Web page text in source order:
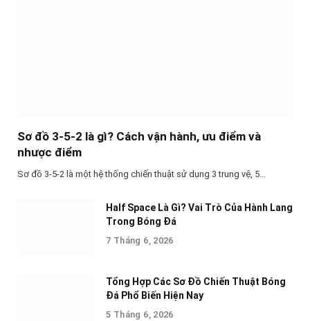
Sơ đồ 3-5-2 là gì? Cách vận hành, ưu điểm và
nhược điểm
Sơ đồ 3-5-2 là một hệ thống chiến thuật sử dụng 3 trung vệ, 5…
Half Space Là Gì? Vai Trò Của Hành Lang
Trong Bóng Đá
7 Tháng 6, 2026
Tổng Hợp Các Sơ Đồ Chiến Thuật Bóng
Đá Phổ Biến Hiện Nay
5 Tháng 6, 2026